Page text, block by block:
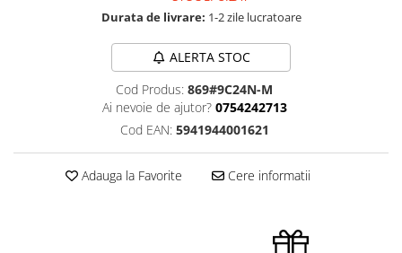
Durata de livrare: 1-2 zile lucratoare
ALERTA STOC
Cod Produs: 869#9C24N-M
Ai nevoie de ajutor? 0754242713
Cod EAN: 5941944001621
Adauga la Favorite Cere informatii